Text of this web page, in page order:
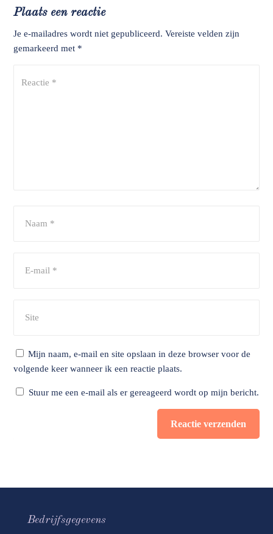
Plaats een reactie
Je e-mailadres wordt niet gepubliceerd. Vereiste velden zijn
gemarkeerd met *
Mijn naam, e-mail en site opslaan in deze browser voor de
volgende keer wanneer ik een reactie plaats.
Stuur me een e-mail als er gereageerd wordt op mijn bericht.
Reactie verzenden
Bedrijfsgegevens